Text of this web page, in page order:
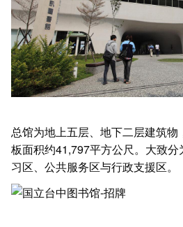
总馆为地上五层、地下二层建筑
板面积约41,797平方公尺。大致
习区、公共服务区与行政支援区。